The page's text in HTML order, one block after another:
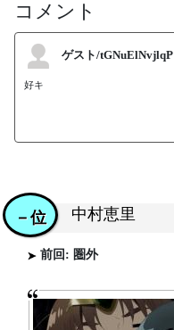
コメント
ゲスト/tGNuElNvjlqP
好キ
中村恵里
－位
前回: 圏外